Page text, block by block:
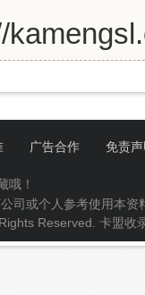
广告合作 免责
哦！
司或个人参考使用本
Reserved. 卡盟收